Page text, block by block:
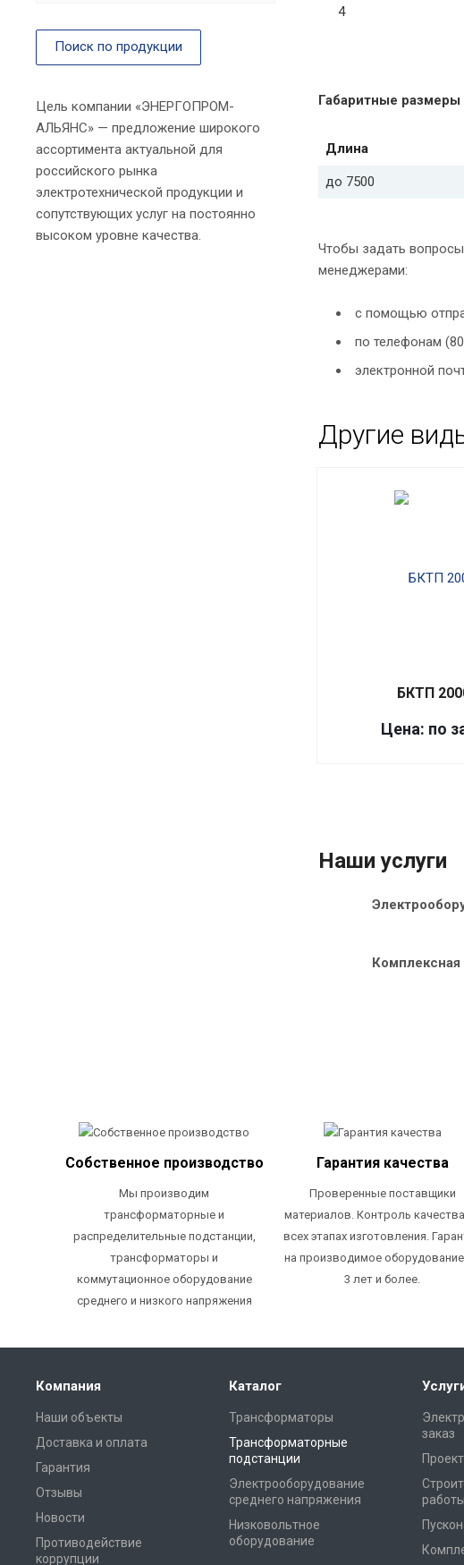
4
Габаритные размеры
Длина
до 7500
Чтобы задать
менеджерами:
с помощью
по телефонам
электронной
Другие
БКТП
Цена: по
Наши услуги
Комплексная
Поиск по продукции
Цель компании «ЭНЕРГОПРОМ-
АЛЬЯНС» — предложение широкого
ассортимента актуальной для
российского рынка
электротехнической продукции и
сопутствующих услуг на постоянно
высоком уровне качества.
Собственное производство
Мы производим
трансформаторные и
распределительные подстанции,
трансформаторы и
коммутационное оборудование
среднего и низкого напряжения
Гарантия качества
Проверенные поставщики
материалов. Контроль
всех этапах изготовления.
на производимое
3 лет и более.
Компания
Наши объекты
Доставка и оплата
Гарантия
Отзывы
Новости
Противодействие
коррупции
Каталог
Трансформаторы
Трансформаторные
подстанции
Электрооборудование
среднего напряжения
Низковольтное
оборудование
заказ
работы